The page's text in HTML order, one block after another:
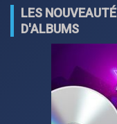
LES
D'ALBUMS